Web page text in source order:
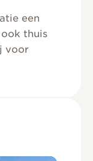
een
thuis
voor